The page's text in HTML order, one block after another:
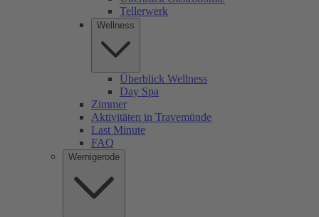
Tellerwerk
Wellness
Überblick Wellness
Day Spa
Zimmer
Aktivitäten in Travemünde
Last Minute
FAQ
Wernigerode